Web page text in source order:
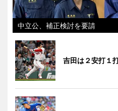
中立公、補正検討を要請
吉田は２安打１